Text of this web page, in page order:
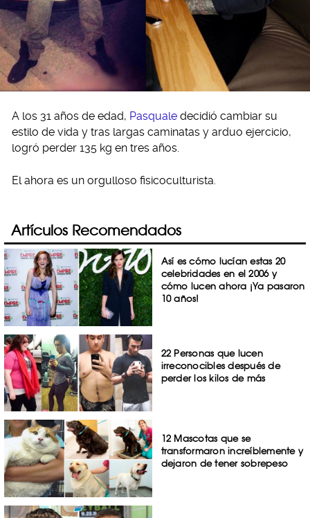
A los 31 años de edad, Pasquale decidió cambiar su
estilo de vida y tras largas caminatas y arduo ejercicio,
logró perder 135 kg en tres años.
El ahora es un orgulloso fisicoculturista.
Artículos Recomendados
Así es cómo lucían estas 20
celebridades en el 2006 y
cómo lucen ahora ¡Ya pasaron
10 años!
22 Personas que lucen
irreconocibles después de
perder los kilos de más
12 Mascotas que se
transformaron increíblemente y
dejaron de tener sobrepeso